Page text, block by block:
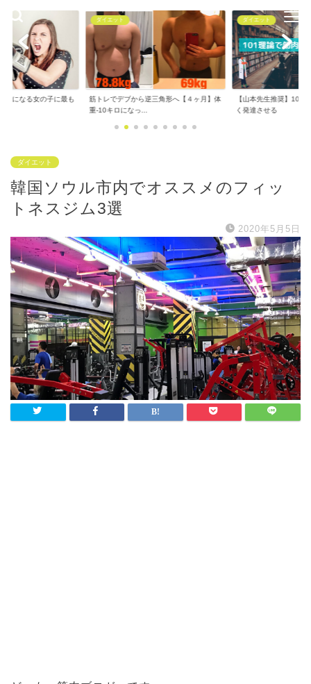
気になる女の子に最も
ダイエット
筋トレでデブから逆三角形へ【４ヶ月】体
重-10キロになっ...
ダイエット
【山本先生推奨】101
く発達させる
ダイエット
韓国ソウル市内でオススメのフィッ
トネスジム3選
2020年5月5日